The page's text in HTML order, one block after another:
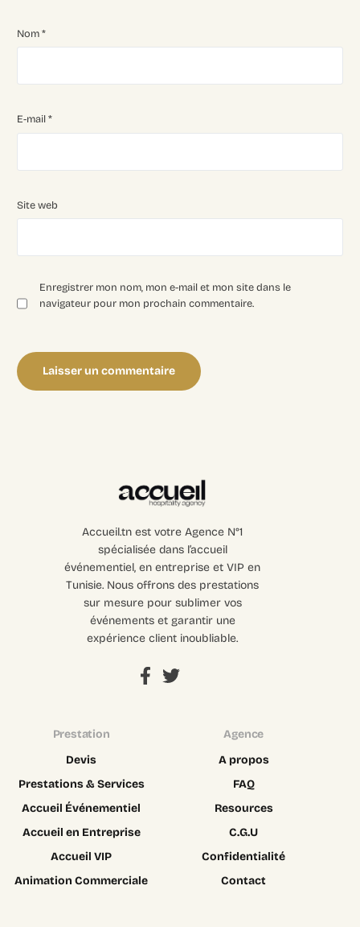
Nom*
E-mail*
Site web
Enregistrer mon nom, mon e-mail et mon site dans le
navigateur pour mon prochain commentaire.
Accueil.tn est votre Agence N°1
spécialisée dans l’accueil
événementiel, en entreprise et VIP en
Tunisie. Nous offrons des prestations
sur mesure pour sublimer vos
événements et garantir une
expérience client inoubliable.
Prestation
Devis
Prestations & Services
Accueil Événementiel
Accueil en Entreprise
Accueil VIP
Animation Commerciale
Agence
A propos
FAQ
Resources
C.G.U
Confidentialité
Contact